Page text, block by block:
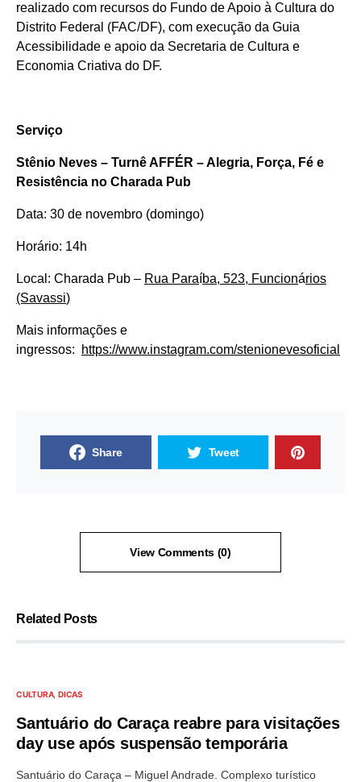
realizado com recursos do Fundo de Apoio à Cultura do
Distrito Federal (FAC/DF), com execução da Guia
Acessibilidade e apoio da Secretaria de Cultura e
Economia Criativa do DF.
Serviço
Stênio Neves – Turnê AFFÉR – Alegria, Força, Fé e
Resistência no Charada Pub
Data: 30 de novembro (domingo)
Horário: 14h
Local: Charada Pub – Rua Paraíba, 523, Funcionários
(Savassi)
Mais informações e
ingressos:
https://www.instagram.com/stenionevesoficial
Share Tweet
View Comments (0)
Related Posts
CULTURA DICAS
Santuário do Caraça reabre para visitações
day use após suspensão temporária
Santuário do Caraça – Miguel Andrade. Complexo turístico